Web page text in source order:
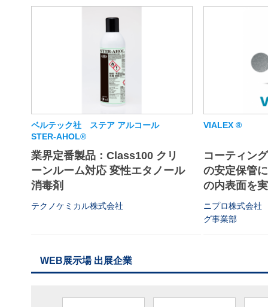
ベルテック社 ステア アルコール
STER-AHOL®
業界定番製品：Class100 クリ
ーンルーム対応 変性エタノール
消毒剤
テクノケミカル株式会社
VIALEX ®
コーティン
の安定保管
の内表面を
ニプロ株式会社
グ事業部
WEB展示場 出展企業